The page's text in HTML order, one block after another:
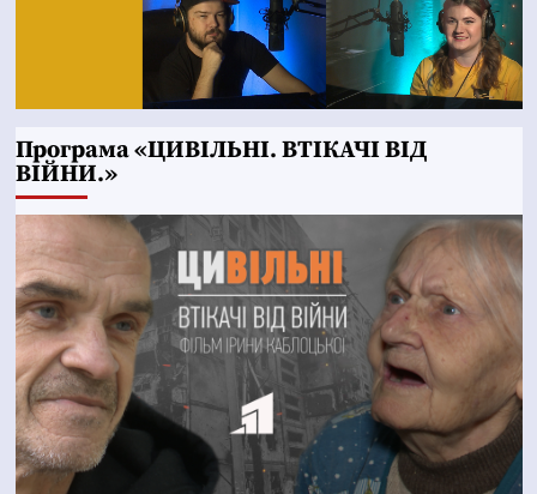
Програма «ЦИВІЛЬНІ. ВТІКАЧІ ВІД
ВІЙНИ.»